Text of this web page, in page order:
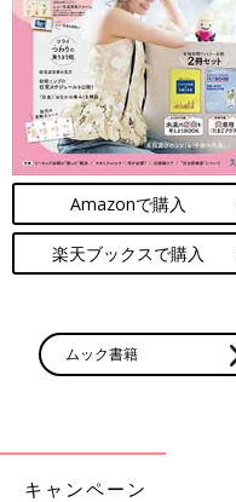
Amazonで購入
楽天ブックスで購入
ムック書籍
キャンペーン